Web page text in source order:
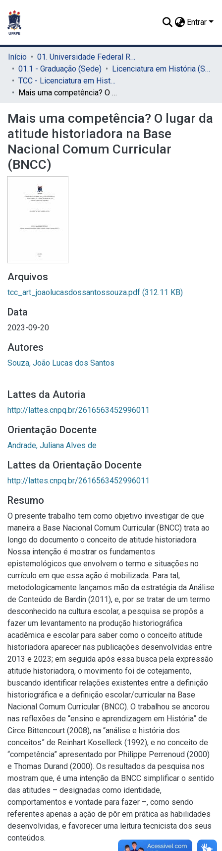
Entrar
Início
01. Universidade Federal Rural de Pernambuco - UFRPE (Sede)
01.1 - Graduação (Sede)
Licenciatura em História (Sede)
TCC - Licenciatura em História (Sede)
Mais uma competência? O lugar da atitude historiadora na Base Nacional Comum Curricular (BNCC)
Mais uma competência? O lugar da
atitude historiadora na Base
Nacional Comum Curricular
(BNCC)
Arquivos
tcc_art_joaolucasdossantossouza.pdf (312.11 KB)
Data
2023-09-20
Autores
Souza, João Lucas dos Santos
Lattes da Autoria
http://lattes.cnpq.br/2616563452996011
Orientação Docente
Andrade, Juliana Alves de
Lattes da Orientação Docente
http://lattes.cnpq.br/2616563452996011
Resumo
O presente trabalho tem como objetivo investigar de que
maneira a Base Nacional Comum Curricular (BNCC) trata ao
longo do documento o conceito de atitude historiadora.
Nossa intenção é mostrar os fundamentos
epistemológicos que envolvem o termo e situações no
currículo em que essa ação é mobilizada. Para tal,
metodologicamente lançamos mão da estratégia da Análise
de Conteúdo de Bardin (2011), e, por se tratar de um termo
desconhecido na cultura escolar, a pesquisa se propôs a
fazer um levantamento na produção historiográfica
acadêmica e escolar para saber como o conceito atitude
historiadora aparecer nas publicações desenvolvidas entre
2013 e 2023; em seguida após essa busca pela expressão
atitude historiadora, o movimento foi de cotejamento,
buscando identificar relações existentes entre a definição
historiográfica e a definição escolar/curricular na Base
Nacional Comum Curricular (BNCC). O trabalhou se ancorou
nas reflexões de “ensino e aprendizagem em História” de
Circe Bittencourt (2008), na “análise e história dos
conceitos” de Reinhart Koselleck (1992), e no conceito de
“competência” apresentado por Philippe Perrenoud (2000)
e Thomas Durand (2000). Os resultados da pesquisa nos
mostram que, é uma intenção da BNCC simplificar o sentido
das atitudes – designadas como identidade,
comportamentos e vontade para fazer –, como sendo
referentes apenas a ação de pôr em prática as habilidades
desenvolvidas, e favorecer uma leitura tecnicista dos seus
conteúdos.